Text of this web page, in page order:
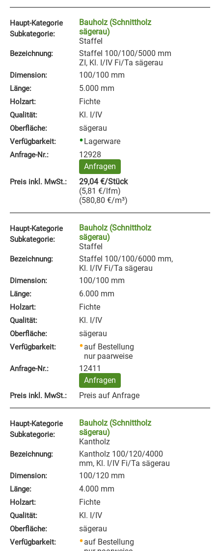
Haupt-Kategorie
Subkategorie:
Bauholz (Schnittholz
sägerau)
Staffel
Bezeichnung:
Staffel 100/100/5000 mm
ZI, Kl. I/IV Fi/Ta sägerau
Dimension: 100/100 mm
Länge: 5.000 mm
Holzart: Fichte
Qualität: Kl. I/IV
Oberfläche: sägerau
Verfügbarkeit: Lagerware
Anfrage‑Nr.:
12928
Anfragen
Preis inkl. MwSt.: 29,04€/Stück
(5,81 €/lfm)
(580,80 €/m³)
Haupt-Kategorie
Subkategorie:
Bauholz (Schnittholz
sägerau)
Staffel
Bezeichnung:
Staffel 100/100/6000 mm,
Kl. I/IV Fi/Ta sägerau
Dimension: 100/100 mm
Länge: 6.000 mm
Holzart: Fichte
Qualität: Kl. I/IV
Oberfläche: sägerau
Verfügbarkeit:
auf Bestellung
nur paarweise
Anfrage‑Nr.:
12411
Anfragen
Preis inkl. MwSt.: Preis auf Anfrage
Haupt-Kategorie
Subkategorie:
Bauholz (Schnittholz
sägerau)
Kantholz
Bezeichnung:
Kantholz 100/120/4000
mm, Kl. I/IV Fi/Ta sägerau
Dimension: 100/120 mm
Länge: 4.000 mm
Holzart: Fichte
Qualität: Kl. I/IV
Oberfläche: sägerau
Verfügbarkeit:
auf Bestellung